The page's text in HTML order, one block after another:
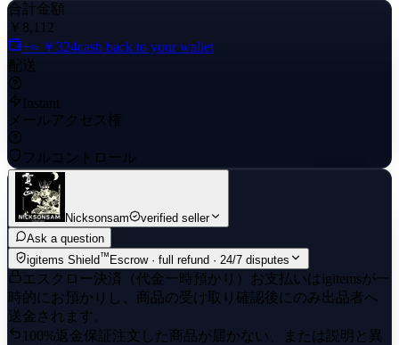
合計金額
￥8,112
+≈ ￥324cash back to your wallet
配送
Instant
メールアクセス権
フルコントロール
Nicksonsam
verified seller
Ask a question
igitems Shield™Escrow · full refund · 24/7 disputes
エスクロー決済（代金一時預かり）
お支払いはigitemsが一
時的にお預かりし、商品の受け取り確認後にのみ出品者へ
送金されます。
100%返金保証 注文した商品が届かない、または説明と異